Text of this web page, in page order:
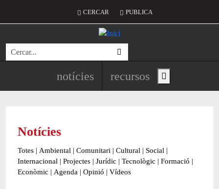
Menú del compte d'usuari
CERCAR PUBLICA
Cerca
Navegació principal de
notícies recursos Show main menu
Notícies
Totes | Ambiental | Comunitari | Cultural | Social |
Internacional | Projectes | Jurídic | Tecnològic | Formació |
Econòmic | Agenda | Opinió | Vídeos